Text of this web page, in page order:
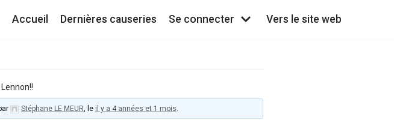
Accueil Dernières causeries Se connecter Vers le site web
Stéphane LE MEUR, le il y a 4 années et 1 mois.